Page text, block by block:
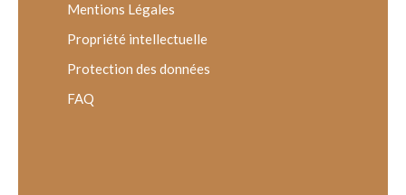
Mentions Légales
Propriété intellectuelle
Protection des données
FAQ